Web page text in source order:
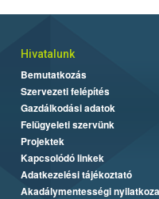
Hivatalunk
Bemutatkozás
Szervezeti felépítés
Gazdálkodási adatok
Felügyeleti szervünk
Projektek
Kapcsolódó linkek
Adatkezelési tájékoztató
Akadálymentességi